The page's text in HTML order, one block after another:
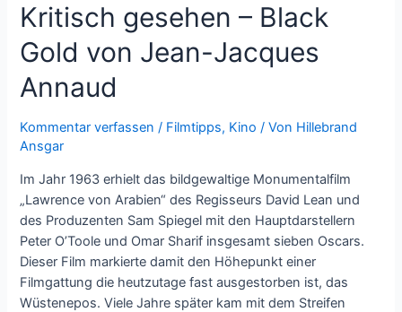
Kritisch gesehen – Black
Gold von Jean-Jacques
Annaud
Kommentar verfassen / Filmtipps, Kino / Von Hillebrand
Ansgar
Im Jahr 1963 erhielt das bildgewaltige Monumentalfilm
„Lawrence von Arabien“ des Regisseurs David Lean und
des Produzenten Sam Spiegel mit den Hauptdarstellern
Peter O’Toole und Omar Sharif insgesamt sieben Oscars.
Dieser Film markierte damit den Höhepunkt einer
Filmgattung die heutzutage fast ausgestorben ist, das
Wüstenepos. Viele Jahre später kam mit dem Streifen